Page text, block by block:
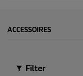
ACCESSOIRES
Filter